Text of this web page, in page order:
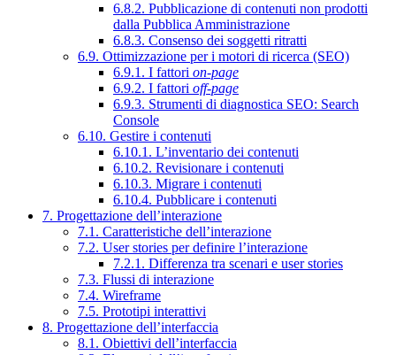
6.8.2. Pubblicazione di contenuti non prodotti
dalla Pubblica Amministrazione
6.8.3. Consenso dei soggetti ritratti
6.9. Ottimizzazione per i motori di ricerca (SEO)
6.9.1. I fattori on-page
6.9.2. I fattori off-page
6.9.3. Strumenti di diagnostica SEO: Search
Console
6.10. Gestire i contenuti
6.10.1. L’inventario dei contenuti
6.10.2. Revisionare i contenuti
6.10.3. Migrare i contenuti
6.10.4. Pubblicare i contenuti
7. Progettazione dell’interazione
7.1. Caratteristiche dell’interazione
7.2. User stories per definire l’interazione
7.2.1. Differenza tra scenari e user stories
7.3. Flussi di interazione
7.4. Wireframe
7.5. Prototipi interattivi
8. Progettazione dell’interfaccia
8.1. Obiettivi dell’interfaccia